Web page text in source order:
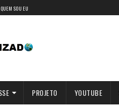
QUEM SOU EU
PROJETO YOUTUBE